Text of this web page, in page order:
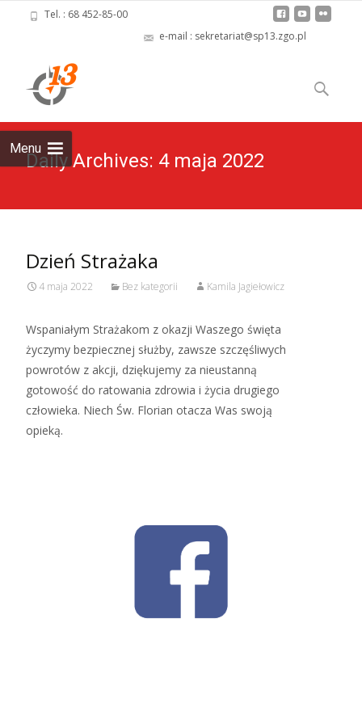
Tel. : 68 452-85-00
e-mail : sekretariat@sp13.zgo.pl
Menu
to
content
Szukaj:
Daily Archives: 4 maja 2022
Dzień Strażaka
4 maja 2022 Bez kategorii Kamila Jagiełowicz
Wspaniałym Strażakom z okazji Waszego święta
życzymy bezpiecznej służby, zawsze szczęśliwych
powrotów z akcji, dziękujemy za nieustanną
gotowość do ratowania zdrowia i życia drugiego
człowieka. Niech Św. Florian otacza Was swoją
opieką.